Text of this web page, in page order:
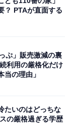
？ PTAが直面する
ぷ」販売激減の裏
利用の厳格化だけ
当の理由」
たいのはどっちな
の厳格過ぎる学歴